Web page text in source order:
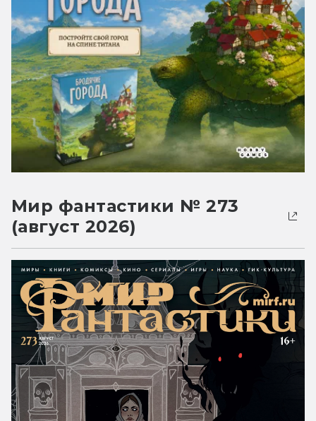
Мир фантастики № 273
(август 2026)